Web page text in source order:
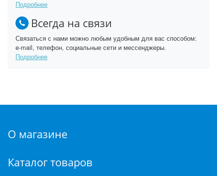
Подробнее
Всегда на связи
Связаться с нами можно любым удобным для вас способом:
e-mail, телефон, социальные сети и мессенджеры.
Подробнее
О магазине
Каталог товаров